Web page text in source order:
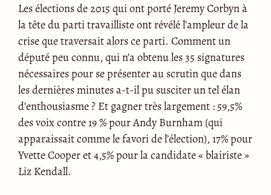
Les élections de 2015 qui ont porté Jeremy Corbyn à
la tête du parti travailliste ont révélé l’ampleur de la
crise que traversait alors ce parti. Comment un
député peu connu, qui n’a obtenu les 35 signatures
nécessaires pour se présenter au scrutin que dans
les dernières minutes a-t-il pu susciter un tel élan
d’enthousiasme ? Et gagner très largement : 59,5%
des voix contre 19 % pour Andy Burnham (qui
apparaissait comme le favori de l’élection), 17% pour
Yvette Cooper et 4,5% pour la candidate « blairiste »
Liz Kendall.